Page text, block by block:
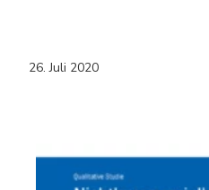
26. Juli 2020